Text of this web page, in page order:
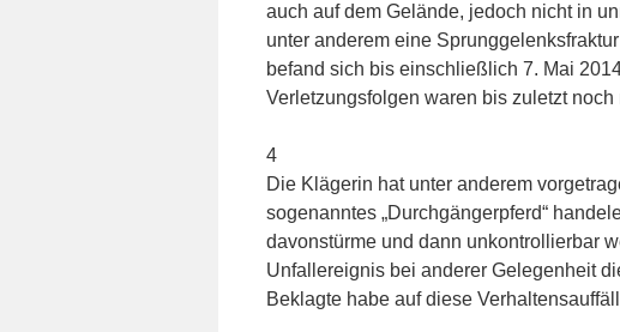
auch auf dem Gelände, jedoch nicht in
unter anderem eine
befand sich bis einschließlich 7. Mai
Verletzungsfolgen waren bis zuletzt
4
Die Klägerin hat unter anderem
sogenanntes „Durchgängerpferd“
davonstürme und dann unkontrollierbar
Unfallereignis bei anderer Gelegenheit
Beklagte habe auf diese